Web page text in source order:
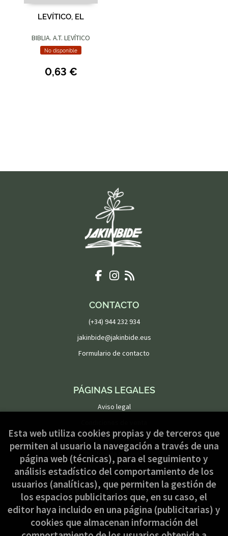
LEVÍTICO, EL
BIBLIA. A.T. LEVÍTICO
No disponible
0,63 €
CONTACTO
(+34) 944 232 934
jakinbide@jakinbide.eus
Formulario de contacto
PÁGINAS LEGALES
Aviso legal
Política de privacidad
Política de Cookies
ATENCIÓN AL CLIENTE
Quiénes somos
Pedidos especiales
Esta web utiliza cookies propias y de terceros que
permiten al usuario la navegación a través de una
página web (técnicas), para el seguimiento y
análisis estadístico del comportamiento de los
usuarios (analíticas), que permiten la gestión de
los espacios publicitarios que, en su caso, el
editor haya incluido en una página (publicitarias) y
cookies que almacenan información del